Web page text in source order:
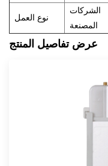
نوع العمل
الشركات
المصنعة
عرض تفاصيل المنتج